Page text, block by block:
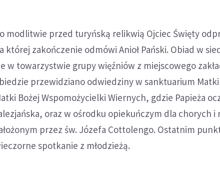
modlitwie przed turyńską relikwią Ojciec Święty
której zakończenie odmówi Anioł Pański. Obiad w
w towarzystwie grupy więźniów z miejscowego
przewidziano odwiedziny w sanktuarium Matki
Bożej Wspomożycielki Wiernych, gdzie Papieża
oraz w ośrodku opiekuńczym dla chorych i
przez św. Józefa Cottolengo. Ostatnim
spotkanie z młodzieżą.